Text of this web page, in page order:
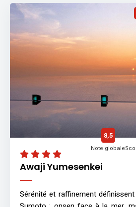
Awaji Yumesenkei
8,5
Note globale
Sérénité et raffinement